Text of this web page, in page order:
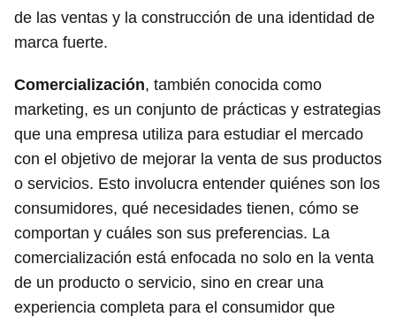
de las ventas y la construcción de una identidad de
marca fuerte.
Comercialización, también conocida como
marketing, es un conjunto de prácticas y estrategias
que una empresa utiliza para estudiar el mercado
con el objetivo de mejorar la venta de sus productos
o servicios. Esto involucra entender quiénes son los
consumidores, qué necesidades tienen, cómo se
comportan y cuáles son sus preferencias. La
comercialización está enfocada no solo en la venta
de un producto o servicio, sino en crear una
experiencia completa para el consumidor que